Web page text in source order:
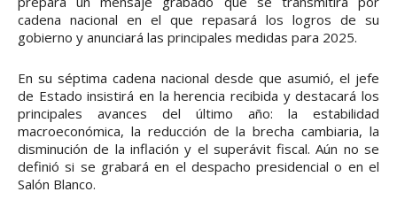
cadena nacional en el que repasará los logros de su
gobierno y anunciará las principales medidas para 2025.
En su séptima cadena nacional desde que asumió, el jefe
de Estado insistirá en la herencia recibida y destacará los
principales avances del último año: la estabilidad
macroeconómica, la reducción de la brecha cambiaria, la
disminución de la inflación y el superávit fiscal. Aún no se
definió si se grabará en el despacho presidencial o en el
Salón Blanco.